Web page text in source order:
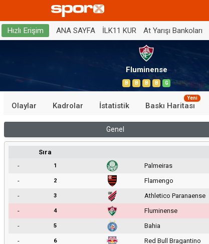
Hızlı Erişim ANA SAYFA İLK11 KUR At Yarışı Bankoları
Fluminense
B B B B G
Olaylar Kadrolar İstatistik Baskı Haritası
Yeni
Genel
Sıra
-
1 Palmeiras
-
2 Flamengo
-
3 Athletico Paranaense
-
4 Fluminense
-
5 Bahia
-
6 Red Bull Bragantino